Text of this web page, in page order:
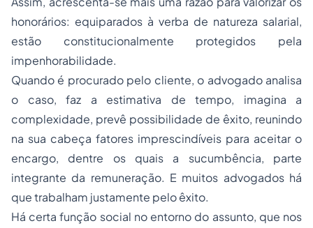
honorários: equiparados à verba de natureza salarial,
estão constitucionalmente protegidos pela
impenhorabilidade.
Quando é procurado pelo cliente, o advogado analisa
o caso, faz a estimativa de tempo, imagina a
complexidade, prevê possibilidade de êxito, reunindo
na sua cabeça fatores imprescindíveis para aceitar o
encargo, dentre os quais a sucumbência, parte
integrante da remuneração. E muitos advogados há
que trabalham justamente pelo êxito.
Há certa função social no entorno do assunto, que nos